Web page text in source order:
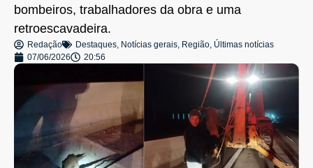
bombeiros, trabalhadores da obra e uma
retroescavadeira.
Redação Destaques, Notícias gerais, Região, Últimas notícias
07/06/2026
20:56